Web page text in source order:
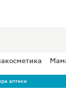
аптеки